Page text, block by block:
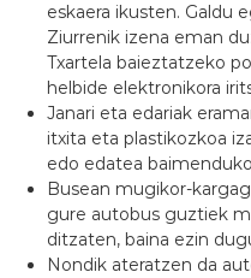
eskaera ikusten. Galdu
Ziurrenik izena eman
Txartela baieztatzeko
helbide elektronikora
Janari eta edariak
itxita eta plastikozkoa
edo edatea
Busean mugikor-
gure autobus guztiek
ditzaten, baina ezin
Nondik ateratzen da